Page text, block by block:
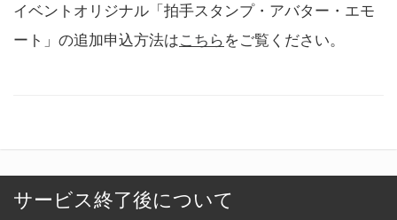
イベントオリジナル「拍手スタンプ・アバター・エモ
ート」の追加申込方法はこちら をご覧ください。
サービス終了後について